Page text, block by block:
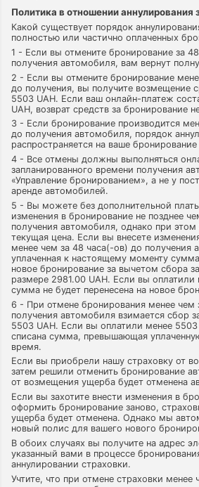
Политика в отношении аннулирования
Какой существует порядок
полностью или частично оплаченных
1 - Если вы отмените бронирование за
получения автомобиля, вам вернут
2 - Если вы отмените бронирование
до получения, вы получите возмещение
5503 UAH. Если ваш онлайн-платеж
UAH, возврат средств за бронирование
3 - Если бронирование производится
до получения автомобиля, порядок
распространяется на ваше
4 - Все отмены должны выполняться
запланированного времени получения
«Управление бронированием», а не у
аренде автомобилей.
5 - Вы можете без дополнительной
изменения в бронирование не позднее
получения автомобиля, однако при этом
текущая цена. Если вы внесете
менее чем за 48 часа(-ов) до получения
уплаченная к настоящему моменту
новое бронирование за вычетом сбора
размере 2981.00 UAH. Если вы оплатили
сумма не будет перенесена на новое
6 - При отмене бронирования менее чем
получения автомобиля взимается сбор
5503 UAH. Если вы оплатили менее 5503
списана сумма, превышающая
время.
Если вы приобрели нашу страховку от
затем решили отменить бронирование
от возмещения ущерба будет отменена
Если вы захотите внести изменения в
оформить бронирование заново,
ущерба будет отменена. Однако мы
новый полис для вашего нового
В обоих случаях вы получите на адрес
указанный вами в процессе
аннулировании страховки.
Учтите, что при отмене страховки менее